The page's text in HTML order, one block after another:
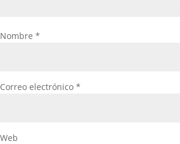
Nombre *
Correo electrónico *
Web